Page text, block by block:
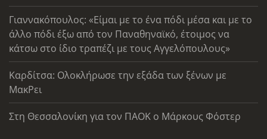
Γιαννακόπουλος: «Είμαι με το ένα πόδι μέσα και με το
άλλο πόδι έξω από τον Παναθηναϊκό, έτοιμος να
κάτσω στο ίδιο τραπέζι με τους Αγγελόπουλους»
Καρδίτσα: Ολοκλήρωσε την εξάδα των ξένων με
ΜακΡει
Στη Θεσσαλονίκη για τον ΠΑΟΚ ο Μάρκους Φόστερ